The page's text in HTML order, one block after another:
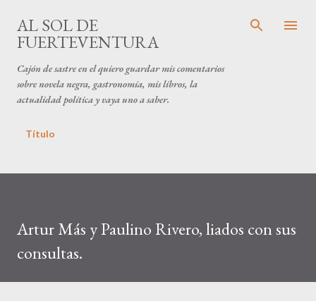
AL SOL DE
FUERTEVENTURA
Cajón de sastre en el quiero guardar mis comentarios
sobre novela negra, gastronomía, mis libros, la
actualidad política y vaya uno a saber.
Título
Artur Más y Paulino Rivero, liados con sus
consultas.